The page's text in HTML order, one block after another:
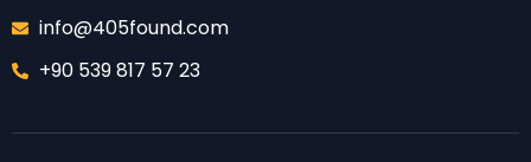
info@405found.com
+90 539 817 57 23